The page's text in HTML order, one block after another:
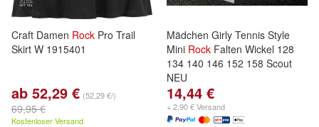
Craft Damen Rock Pro Trail
Skirt W 1915401
ab 52,29 € (52,29 €/)
69,95 €
Kostenloser Versand
Mädchen Girly Tennis Style
Mini Rock Falten Wickel 128
134 140 146 152 158 Scout
NEU
14,44 €
+ 2,90 € Versand